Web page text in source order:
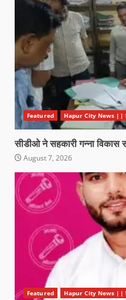
Featured Hapur City News ||
सीडीओ ने सहकारी गन्ना विकास
August 7, 2026
Featured Hapur City News ||